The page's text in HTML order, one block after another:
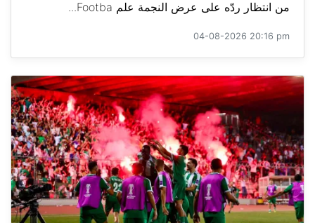
من انتظار ردّه على عرض النجمة علم Footba...
04-08-2026 20:16 pm